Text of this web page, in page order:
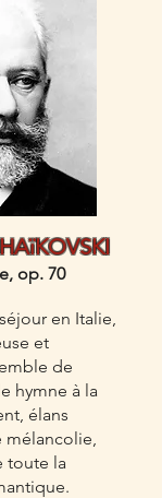
op. 70
en Italie,
et
de
hymne à la
élans
mélancolie,
toute la